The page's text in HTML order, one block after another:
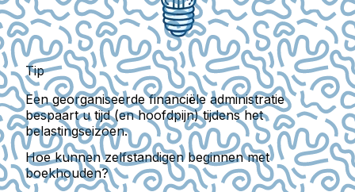
Tip
Een georganiseerde financiële administratie
bespaart u tijd (en hoofdpijn) tijdens het
belastingseizoen.
Hoe kunnen zelfstandigen beginnen met
boekhouden?